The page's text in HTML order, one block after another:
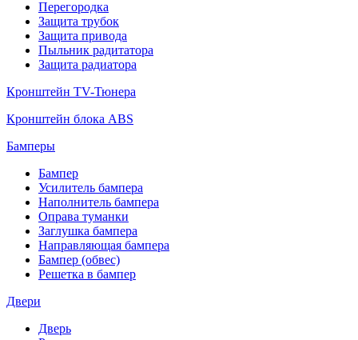
Перегородка
Защита трубок
Защита привода
Пыльник радитатора
Защита радиатора
Кронштейн TV-Тюнера
Кронштейн блока ABS
Бамперы
Бампер
Усилитель бампера
Наполнитель бампера
Оправа туманки
Заглушка бампера
Направляющая бампера
Бампер (обвес)
Решетка в бампер
Двери
Дверь